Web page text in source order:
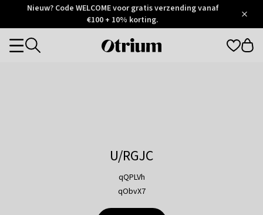
Otrium
Trustpilot
Nieuw? Code WELCOME voor gratis verzending vanaf
€100 + 10% korting.
Otrium
Categories
U/RGJC
qQPLVh
qObvX7